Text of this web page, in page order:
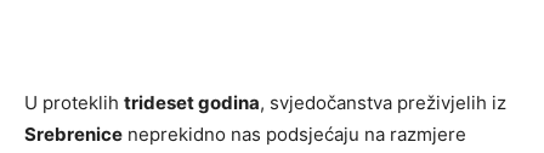
U proteklih trideset godina, svjedočanstva preživjelih iz
Srebrenice neprekidno nas podsjećaju na razmjere